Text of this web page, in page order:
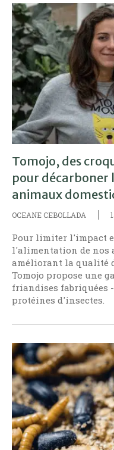
Tomojo, des
pour décarboner
animaux
OCEANE CEBOLLADA
Pour limiter l'impact
l'alimentation de nos
améliorant la qualité
Tomojo propose une
friandises fabriquées
protéines d'insectes.